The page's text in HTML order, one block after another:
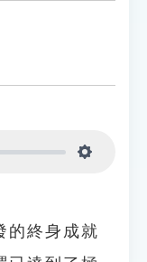
的終身成就